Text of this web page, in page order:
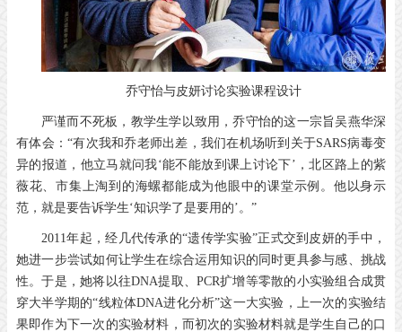
乔守怡与皮妍讨论实验课程设计
严谨而不死板，教学生学以致用，乔守怡的这一宗旨吴燕华深
有体会：“有次我和乔老师出差，我们在机场听到关于SARS病毒变
异的报道，他立马就问我‘能不能放到课上讨论下’，北区路上的紫
薇花、市集上淘到的海螺都能成为他眼中的课堂示例。他以身示
范，就是要告诉学生‘知识学了是要用的’。”
2011年起，经几代传承的“遗传学实验”正式交到皮妍的手中，
她进一步尝试如何让学生在综合运用知识的同时更具参与感、挑战
性。于是，她将以往DNA提取、PCR扩增等零散的小实验组合成贯
穿大半学期的“线粒体DNA进化分析”这一大实验，上一次的实验结
果即作为下一次的实验材料，而初次的实验材料就是学生自己的口